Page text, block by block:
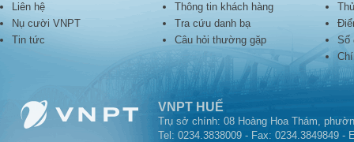
Liên hệ
Nụ cười VNPT
Tin tức
Thông tin khách hàng
Tra cứu danh bạ
Câu hỏi thường gặp
Số
VNPT HUẾ
Trụ sở chính: 08 Hoàng Hoa Thám,
Tel: 0234.3838009 - Fax: 0234.3849849 -